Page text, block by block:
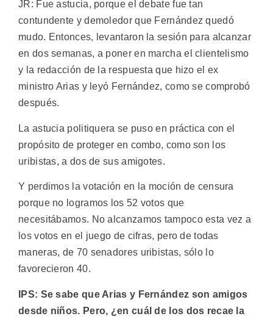
JR: Fue astucia, porque el debate fue tan
contundente y demoledor que Fernández quedó
mudo. Entonces, levantaron la sesión para alcanzar
en dos semanas, a poner en marcha el clientelismo
y la redacción de la respuesta que hizo el ex
ministro Arias y leyó Fernández, como se comprobó
después.
La astucia politiquera se puso en práctica con el
propósito de proteger en combo, como son los
uribistas, a dos de sus amigotes.
Y perdimos la votación en la moción de censura
porque no logramos los 52 votos que
necesitábamos. No alcanzamos tampoco esta vez a
los votos en el juego de cifras, pero de todas
maneras, de 70 senadores uribistas, sólo lo
favorecieron 40.
IPS: Se sabe que Arias y Fernández son amigos
desde niños. Pero, ¿en cuál de los dos recae la